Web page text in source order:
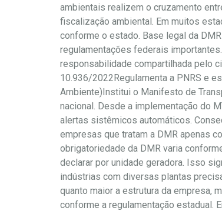
ambientais realizem o cruzamento
fiscalização ambiental. Em muitos
conforme o estado. Base legal da
regulamentações federais
responsabilidade compartilhada pelo
10.936/2022Regulamenta a PNRS e
Ambiente)Institui o Manifesto de
nacional. Desde a implementação do
alertas sistêmicos automáticos.
empresas que tratam a DMR apenas
obrigatoriedade da DMR varia
declarar por unidade geradora. Isso
indústrias com diversas plantas
quanto maior a estrutura da empresa,
conforme a regulamentação estadual.